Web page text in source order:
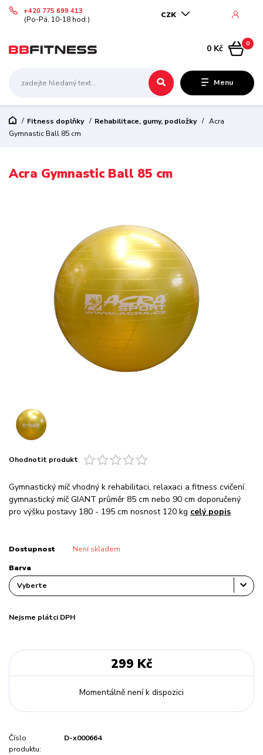
Menu
CZK
+420 775 699 413
(Po-Pá, 10-18 hod.)
0
0 Kč
Fitness doplňky Rehabilitace, gumy, podložky
Acra
Gymnastic Ball 85 cm
Acra Gymnastic Ball 85 cm
Ohodnotit produkt
Gymnastický míč vhodný k rehabilitaci, relaxaci a fitness cvičení.
gymnastický míč GIANT průměr 85 cm nebo 90 cm doporučený
pro výšku postavy 180 - 195 cm nosnost 120 kg celý popis
Dostupnost Není skladem
Barva
Nejsme plátci DPH
299 Kč
Momentálně není k dispozici
Číslo
produktu:
D-x000664